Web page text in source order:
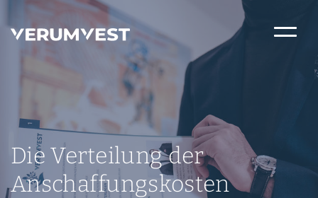
Die Verteilung der
Anschaffungskosten